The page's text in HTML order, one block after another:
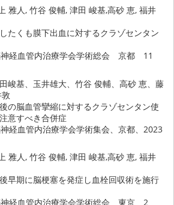
雅人, 竹谷 俊輔, 津田 峻基,高砂 恵, 福井
たくも膜下出血に対するクラゾセンタン
神経血管内治療学会学術総会 京都 11
峻基、玉井雄大、竹谷 俊輔、高砂 恵、藤
の脳血管攣縮に対するクラゾセンタン使
意すべき合併症
経血管内治療学会学術集会、京都、2023
雅人, 竹谷 俊輔, 津田 峻基,高砂 恵, 福井
早期に脳梗塞を発症し血栓回収術を施行
神経血管内治療学会学術総会 東京 2